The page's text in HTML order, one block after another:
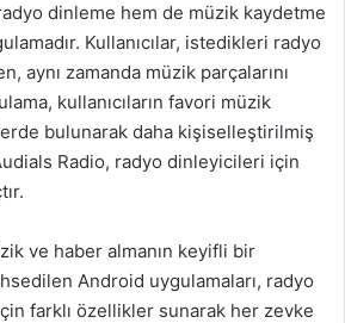
dinleme hem de müzik kaydetme
Kullanıcılar, istedikleri radyo
aynı zamanda müzik parçalarını
kullanıcıların favori müzik
bulunarak daha kişiselleştirilmiş
Radio, radyo dinleyicileri için
ve haber almanın keyifli bir
Android uygulamaları, radyo
farklı özellikler sunarak her zevke